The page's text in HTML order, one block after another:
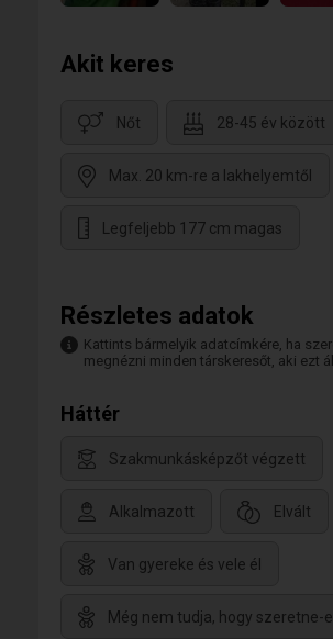
Akit keres
Nőt 28-45 év között
Max. 20 km-re a lakhelyemtől
Legfeljebb 177 cm magas
Részletes adatok
Kattints bármelyik adatcímkére, ha
megnézni minden társkeresőt, aki ezt
Háttér
Szakmunkásképzőt végzett
Alkalmazott Elvált
Van gyereke és vele él
Még nem tudja, hogy szeretne-